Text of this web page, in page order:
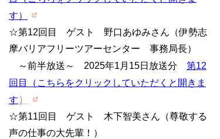
す）
☆第12回目 ゲスト 野口あゆみさん（伊勢志
摩バリアフリーツアーセンター 事務局長）
～前半放送～ 2025年1月15日放送分 第12
回目（こちらをクリックしていただくと開きま
す ）
☆第11回目 ゲスト 木下智美さん（尊敬する
声の仕事の大先輩！）